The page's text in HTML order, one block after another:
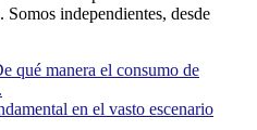
independientes, desde
qué manera el consumo de
en el vasto escenario